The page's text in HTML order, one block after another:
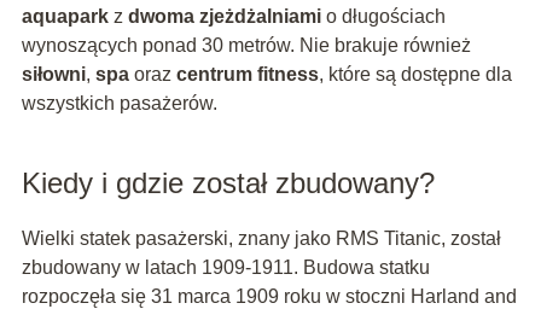
aquaparkz dwoma zjeżdżalniamio długościach
wynoszących ponad 30 metrów. Nie brakuje również
siłowni, spaoraz centrum fitness, które są dostępne dla
wszystkich pasażerów.
Kiedy i gdzie został zbudowany?
Wielki statek pasażerski, znany jako RMS Titanic, został
zbudowany w latach 1909-1911. Budowa statku
rozpoczęła się 31 marca 1909 roku w stoczni Harland and